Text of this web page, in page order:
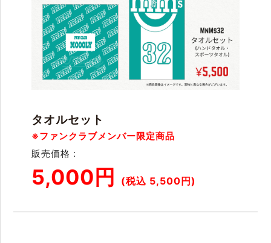
タオルセット
※ファンクラブメンバー限定商品
販売価格 :
5,000円 (税込 5,500円)